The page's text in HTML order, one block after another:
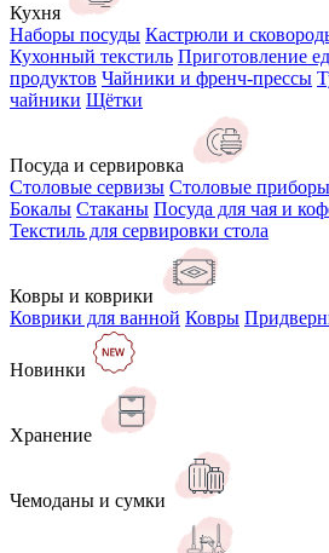
Кухня
Наборы посуды Кастрюли и
Кухонный текстиль Приготовление
продуктов Чайники и френч-прессы
чайники Щётки
Посуда и сервировка
Столовые сервизы Столовые приборы
Бокалы Стаканы Посуда для чая и
Текстиль для сервировки стола
Ковры и коврики
Коврики для ванной Ковры
Новинки
Хранение
Чемоданы и сумки